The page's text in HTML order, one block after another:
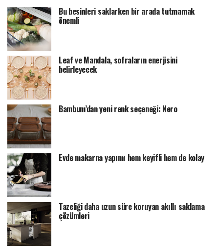
Bu besinleri saklarken bir arada tutmamak
önemli
Leaf ve Mandala, sofraların enerjisini
belirleyecek
Bambum’dan yeni renk seçeneği: Nero
Evde makarna yapımı hem keyifli hem de kolay
Tazeliği daha uzun süre koruyan akıllı saklama
çözümleri